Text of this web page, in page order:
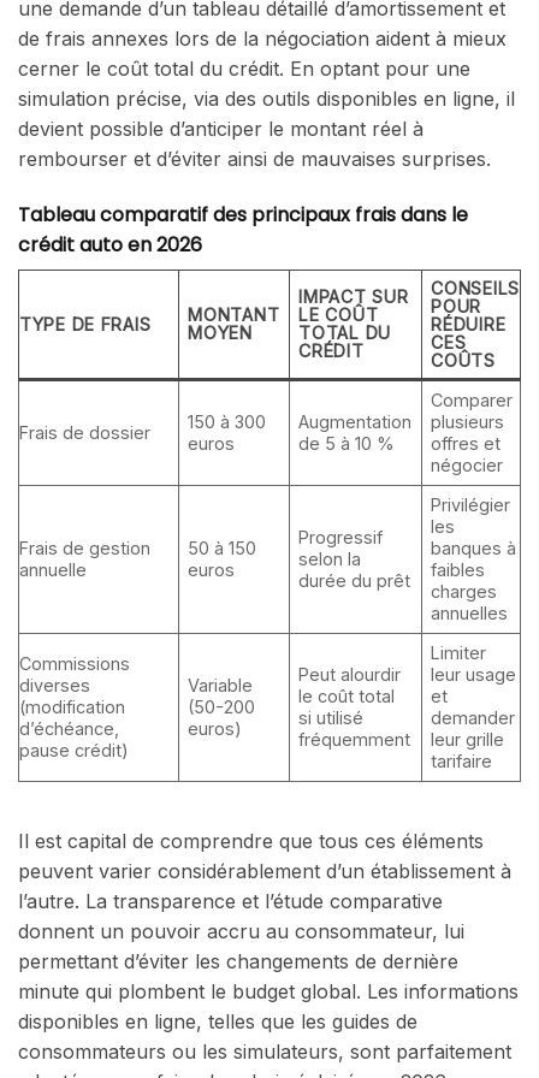
une demande d’un tableau détaillé d’amortissement et
de frais annexes lors de la négociation aident à mieux
cerner le coût total du crédit. En optant pour une
simulation précise, via des outils disponibles en ligne, il
devient possible d’anticiper le montant réel à
rembourser et d’éviter ainsi de mauvaises surprises.
Tableau comparatif des principaux frais dans le
crédit auto en 2026
TYPE DE FRAIS
MONTANT
MOYEN
IMPACT SUR
LE COÛT
TOTAL DU
CRÉDIT
CONSEILS
POUR
RÉDUIRE
CES
COÛTS
Frais de dossier
150 à 300
euros
Augmentation
de 5 à 10 %
Comparer
plusieurs
offres et
négocier
Frais de gestion
annuelle
50 à 150
euros
Progressif
selon la
durée du prêt
Privilégier
les
banques à
faibles
charges
annuelles
Commissions
diverses
(modification
d’échéance,
pause crédit)
Variable
(50-200
euros)
Peut alourdir
le coût total
si utilisé
fréquemment
Limiter
leur usage
et
demander
leur grille
tarifaire
Il est capital de comprendre que tous ces éléments
peuvent varier considérablement d’un établissement à
l’autre. La transparence et l’étude comparative
donnent un pouvoir accru au consommateur, lui
permettant d’éviter les changements de dernière
minute qui plombent le budget global. Les informations
disponibles en ligne, telles que les guides de
consommateurs ou les simulateurs, sont parfaitement